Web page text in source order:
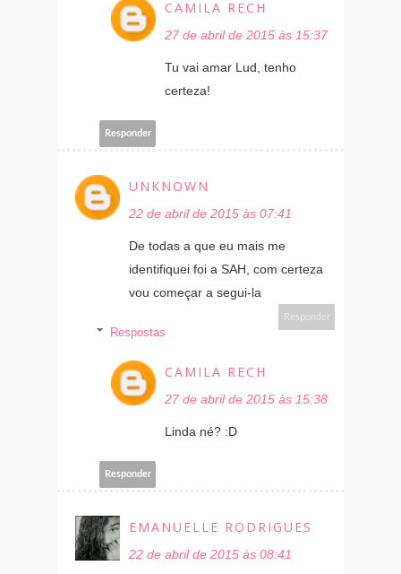
CAMILA RECH
27 de abril de 2015 às 15:37
Tu vai amar Lud, tenho
certeza!
Responder
UNKNOWN
22 de abril de 2015 às 07:41
De todas a que eu mais me
identifiquei foi a SAH, com certeza
vou começar a segui-la
Responder
Respostas
CAMILA RECH
27 de abril de 2015 às 15:38
Linda né? :D
Responder
EMANUELLE RODRIGUES
22 de abril de 2015 às 08:41